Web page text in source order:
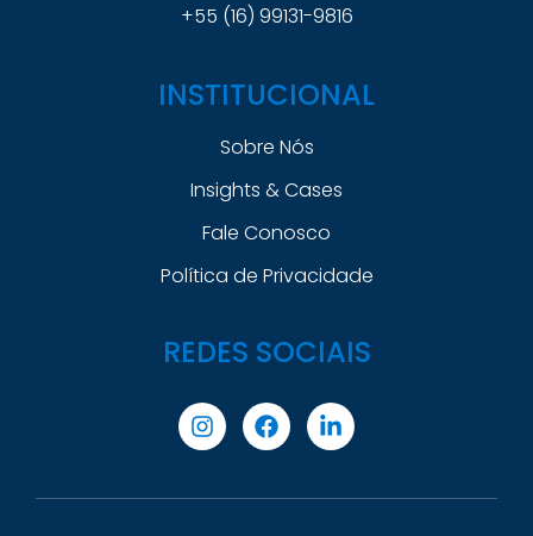
+55 (16) 99131-9816
INSTITUCIONAL
Sobre Nós
Insights & Cases
Fale Conosco
Política de Privacidade
REDES SOCIAIS